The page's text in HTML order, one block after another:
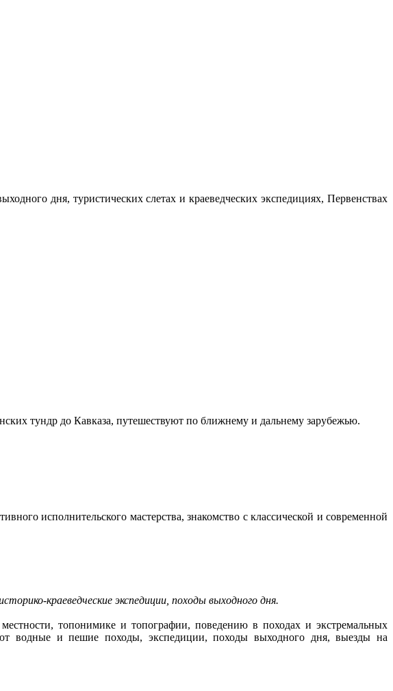
дня, туристических слетах и краеведческих экспедициях, Первенствах
тундр до Кавказа, путешествуют по ближнему и дальнему зарубежью.
исполнительского мастерства, знакомство с классической и современной
краеведческие экспедиции, походы выходного дня.
топонимике и топографии, поведению в походах и экстремальных
водные и пешие походы, экспедиции, походы выходного дня, выезды на